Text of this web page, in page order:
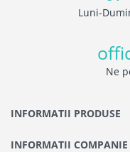
Luni-
Ne
INFORMATII PRODUSE
INFORMATII COMPANIE